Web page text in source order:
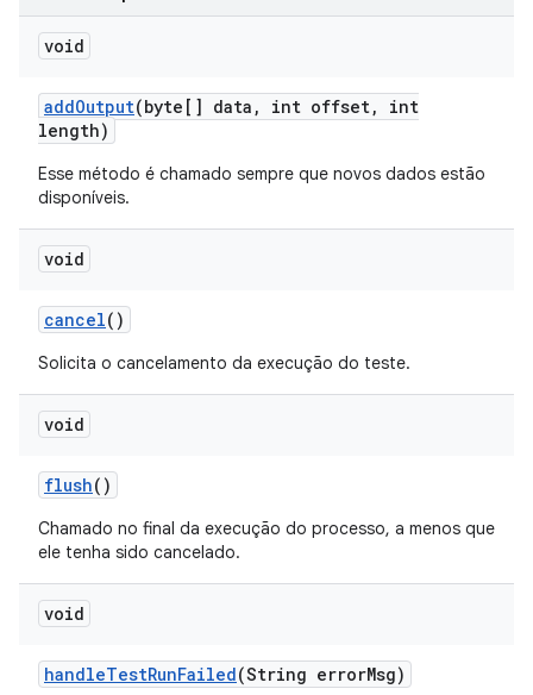
void
addOutput(byte[] data , int offset,
int
length)
Esse método é chamado sempre que novos dados estão
disponíveis.
void
cancel()
Solicita o cancelamento da execução do teste.
void
flush()
Chamado no final da execução do processo, a menos que
ele tenha sido cancelado.
void
handleTestRunFailed(String errorMsg)